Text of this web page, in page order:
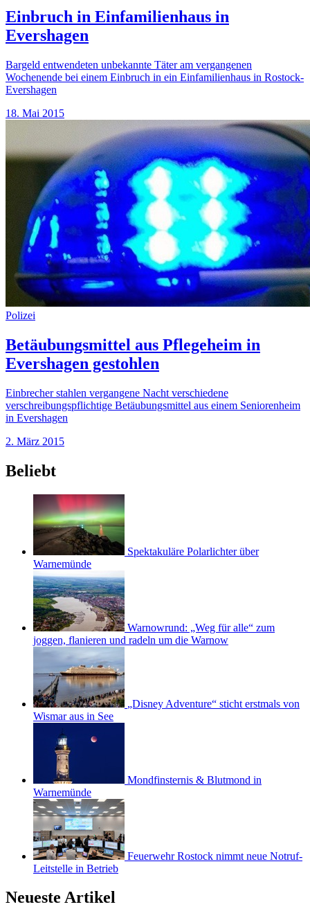
Einbruch in Einfamilienhaus in
Evershagen
Bargeld entwendeten unbekannte Täter am vergangenen
Wochenende bei einem Einbruch in ein Einfamilienhaus in Rostock-
Evershagen
18. Mai 2015
Polizei
Betäubungsmittel aus Pflegeheim in
Evershagen gestohlen
Einbrecher stahlen vergangene Nacht verschiedene
verschreibungspflichtige Betäubungsmittel aus einem Seniorenheim
in Evershagen
2. März 2015
Beliebt
Spektakuläre Polarlichter über
Warnemünde
Warnowrund: „Weg für alle“ zum
joggen, flanieren und radeln um die Warnow
„Disney Adventure“ sticht erstmals von
Wismar aus in See
Mondfinsternis & Blutmond in
Warnemünde
Feuerwehr Rostock nimmt neue Notruf-
Leitstelle in Betrieb
Neueste Artikel